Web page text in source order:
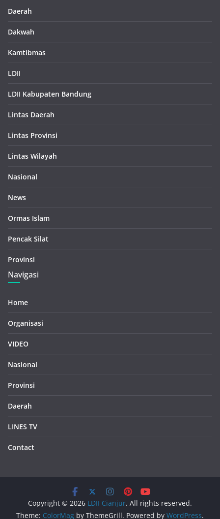
Daerah
Dakwah
Kamtibmas
LDII
LDII Kabupaten Bandung
Lintas Daerah
Lintas Provinsi
Lintas Wilayah
Nasional
News
Ormas Islam
Pencak Silat
Provinsi
Navigasi
Home
Organisasi
VIDEO
Nasional
Provinsi
Daerah
LINES TV
Contact
Copyright © 2026 LDII Cianjur. All rights reserved.
Theme: ColorMag by ThemeGrill. Powered by WordPress.